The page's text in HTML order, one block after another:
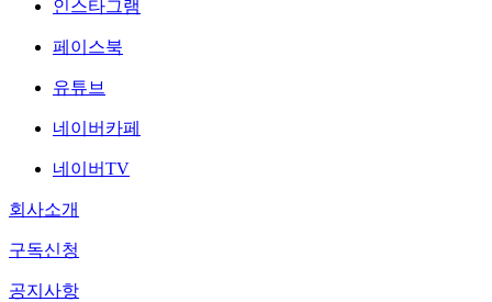
인스타그램
페이스북
유튜브
네이버카페
네이버TV
회사소개
구독신청
공지사항